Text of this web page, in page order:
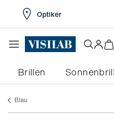
Optiker
Brillen
blau